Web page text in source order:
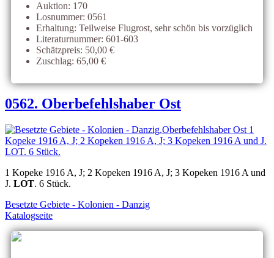
Auktion: 170
Losnummer: 0561
Erhaltung: Teilweise Flugrost, sehr schön bis vorzüglich
Literaturnummer: 601-603
Schätzpreis: 50,00 €
Zuschlag: 65,00 €
0562. Oberbefehlshaber Ost
1 Kopeke 1916 A, J; 2 Kopeken 1916 A, J; 3 Kopeken 1916 A und
J. LOT. 6 Stück.
Besetzte Gebiete - Kolonien - Danzig
Katalogseite